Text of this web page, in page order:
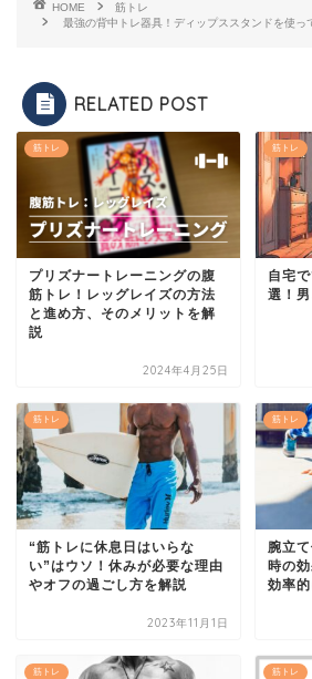
HOME
筋トレ
最強の背中トレ器具！ディップススタンドを使っ
RELATED POST
筋トレ
プリズナートレーニングの腹
筋トレ！レッグレイズの方法
と進め方、そのメリットを解
説
2024年4月25日
筋トレ
自宅
選！
筋トレ
“筋トレに休息日はいらな
い”はウソ！休みが必要な理由
やオフの過ごし方を解説
2023年11月1日
筋トレ
腕立
時の
効率
筋トレ 筋トレ